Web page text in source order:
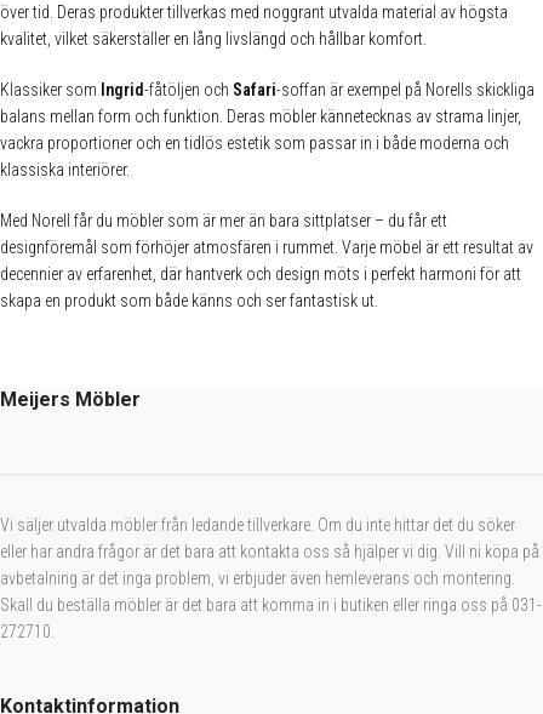
över tid. Deras produkter tillverkas med noggrant utvalda material av högsta
kvalitet, vilket säkerställer en lång livslängd och hållbar komfort.
Klassiker som Ingrid-fåtöljen och Safari-soffan är exempel på Norells skickliga
balans mellan form och funktion. Deras möbler kännetecknas av strama linjer,
vackra proportioner och en tidlös estetik som passar in i både moderna och
klassiska interiörer.
Med Norell får du möbler som är mer än bara sittplatser – du får ett
designföremål som förhöjer atmosfären i rummet. Varje möbel är ett resultat av
decennier av erfarenhet, där hantverk och design möts i perfekt harmoni för att
skapa en produkt som både känns och ser fantastisk ut.
Meijers Möbler
Vi säljer utvalda möbler från ledande tillverkare. Om du inte hittar det du söker
eller har andra frågor är det bara att kontakta oss så hjälper vi dig. Vill ni köpa på
avbetalning är det inga problem, vi erbjuder även hemleverans och montering.
Skall du beställa möbler är det bara att komma in i butiken eller ringa oss på 031-
272710.
Kontaktinformation